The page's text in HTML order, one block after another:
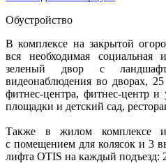
Обустройство
В комплексе на закрытой
вся необходимая социальная
зеленый двор с
видеонаблюдения во дворах,
фитнес-центра, фитнес-центр
площадки и детский сад,
Также в жилом комплексе
с помещением для колясок и 3
лифта OTIS на каждый подъезд: